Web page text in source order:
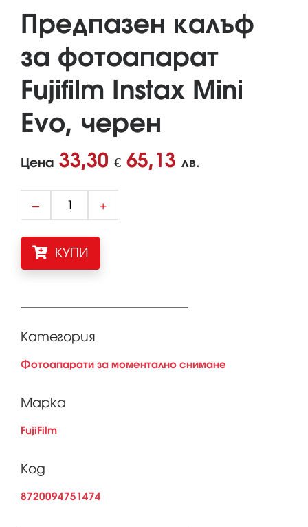
Предпaзен калъф
за фотоапарат
Fujifilm Instax Mini
Evo, черен
Цена 33,30 € 65,13 лв.
– +
КУПИ
Категория
Фотоапарати за моментално снимане
Марка
FujiFilm
Код
8720094751474